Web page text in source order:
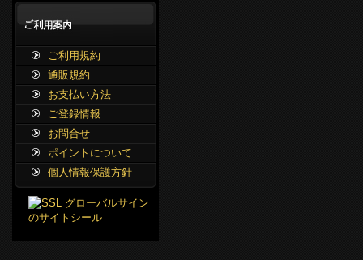
ご利用規約
通販規約
お支払い方法
ご登録情報
お問合せ
ポイントについて
個人情報保護方針